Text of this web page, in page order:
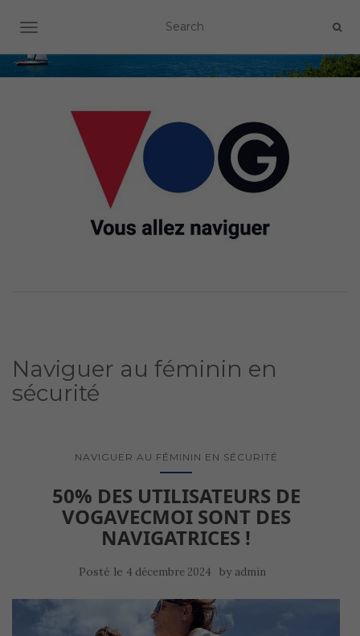
OUVRIR/FERMER LA NAVIGATION
Naviguer au féminin en
sécurité
NAVIGUER AU FÉMININ EN SÉCURITÉ
50% DES UTILISATEURS DE
VOGAVECMOI SONT DES
NAVIGATRICES !
Posté le 4 décembre 2024 by admin